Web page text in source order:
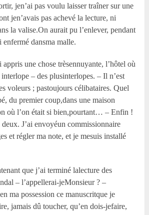
jen’ai pas voulu laisser traîner sur une
jen’avais pas achevé la lecture, ni
la valise.On aurait pu l’enlever, pendant
enfermé dansma malle.
appris une chose trèsennuyante, l’hôtel où
– des plusinterlopes. – Il n’est
voleurs ; pastoujours célibataires. Quel
du premier coup,dans une maison
où l’on était si bien,pourtant… – Enfin !
J’ai envoyéun commissionnaire
et régler ma note, et je mesuis installé
que j’ai terminé lalecture des
– l’appellerai-jeMonsieur ? –
ma possession ce manuscritque je
jamais dû toucher, qu’en dois-jefaire,